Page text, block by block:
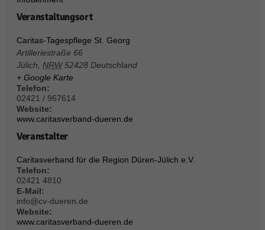
Veranstaltungsort
Caritas-Tagespflege St. Georg
Artilleriestraße 66
Jülich, NRW 52428 Deutschland
+ Google Karte
Telefon:
02421 / 967614
Website:
www.caritasverband-dueren.de
Veranstalter
Caritasverband für die Region Düren-Jülich e.V.
Telefon:
02421 4810
E-Mail:
info@cv-dueren.de
Website:
www.caritasverband-dueren.de
Marketing-Cookies werden von Drittanbietern oder Publishern verwendet,
über Websites hinweg verfolgen.
Externe Medien (6)
Inhalte von Videoplattformen und Social-Media-Plattformen werden
standardmäßig blockiert. Wenn Cookies von externen Medien akzeptiert
mehr.
powered by Borlabs Cookie